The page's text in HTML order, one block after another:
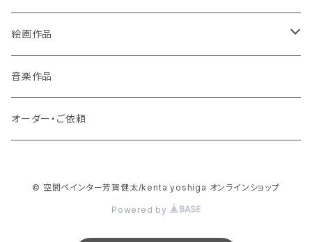
ポストカード
缶バッチ
ストラップ
絵画作品
原画作品
風景画
龍・鳳凰等
複製画作品
音楽作品
オーダー・ご依頼
© 空間ペインター芳賀健太/kenta yoshiga オンラインショップ
Powered by